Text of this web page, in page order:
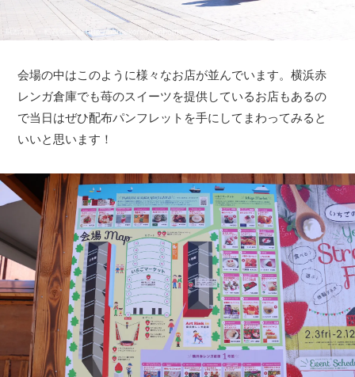
会場の中はこのように様々なお店が並んでいます。横浜赤
レンガ倉庫でも苺のスイーツを提供しているお店もあるの
で当日はぜひ配布パンフレットを手にしてまわってみると
いいと思います！